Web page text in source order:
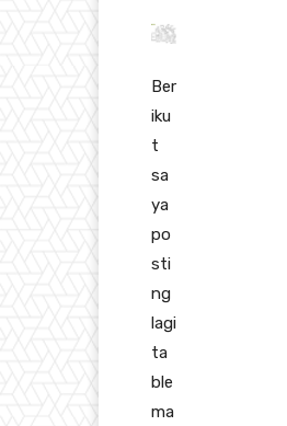
Ber
iku
t
sa
ya
po
sti
ng
lagi
ta
ble
ma